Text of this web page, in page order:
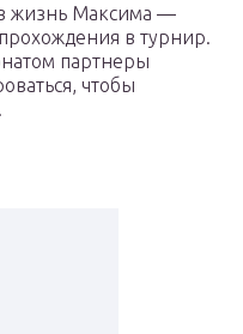
жизнь Максима —
в турнир.
партнеры
чтобы